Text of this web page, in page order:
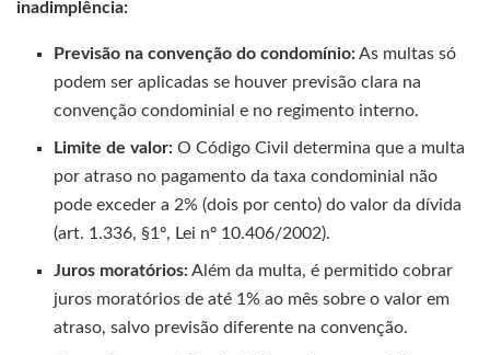
inadimplência:
Previsão na convenção do condomínio:As multas só
podem ser aplicadas se houver previsão clara na
convenção condominial e no regimento interno.
Limite de valor: O Código Civil determina que a multa
por atraso no pagamento da taxa condominial não
pode exceder a 2% (dois por cento) do valor da dívida
(art. 1.336, §1º, Lei nº 10.406/2002).
Juros moratórios:Além da multa, é permitido cobrar
juros moratórios de até 1% ao mês sobre o valor em
atraso, salvo previsão diferente na convenção.